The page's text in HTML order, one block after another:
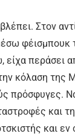
Στον
φέισμπουκ
περάσει
κόλαση
πρόσφυγες.
και
και